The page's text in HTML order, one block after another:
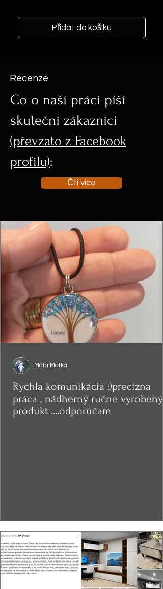
Recenze
Co o naší práci píší
skuteční zákazníci
(převzato z Facebook
profilu):
Čti více
Přidat do košíku
Rychla komunikácia :)precízna
práca , nádherný ručne vyrobený
produkt ....odporúčam
Mata Matka